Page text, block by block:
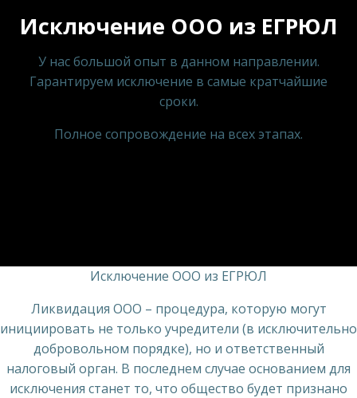
Исключение ООО из ЕГРЮЛ
У нас большой опыт в данном направлении.
Гарантируем исключение в самые кратчайшие
сроки.
Полное сопровождение на всех этапах.
Исключение ООО из ЕГРЮЛ
Ликвидация ООО – процедура, которую могут
инициировать не только учредители (в исключительно
добровольном порядке), но и ответственный
налоговый орган. В последнем случае основанием для
исключения станет то, что общество будет признано